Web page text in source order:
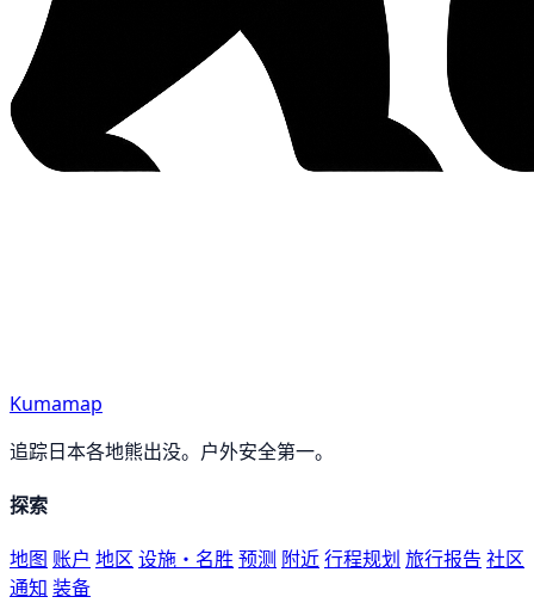
Kumamap
追踪日本各地熊出没。户外安全第一。
探索
地图 账户 地区设施・名胜预测 附近行程规划 旅行报告 社区
通知 装备